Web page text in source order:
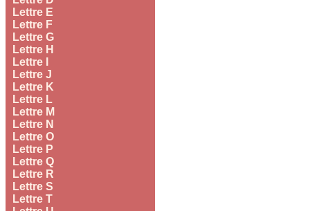
Lettre E
Lettre F
Lettre G
Lettre H
Lettre I
Lettre J
Lettre K
Lettre L
Lettre M
Lettre N
Lettre O
Lettre P
Lettre Q
Lettre R
Lettre S
Lettre T